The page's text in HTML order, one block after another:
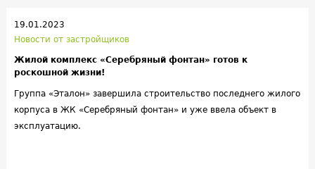
19.01.2023
Новости от застройщиков
Жилой комплекс «Серебряный фонтан» готов к
роскошной жизни!
Группа «Эталон» завершила строительство последнего жилого
корпуса в ЖК «Серебряный фонтан» и уже ввела объект в
эксплуатацию.